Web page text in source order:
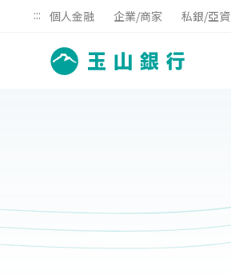
::: 個人金融 企業/商家 私銀/亞資